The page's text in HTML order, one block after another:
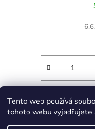
Tento web používá
tohoto webu vyjadřujete